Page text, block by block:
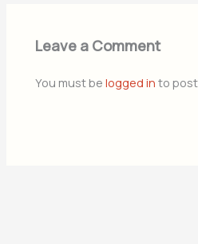
Leave a Comment
You must belogged in to